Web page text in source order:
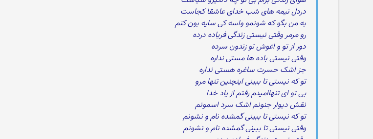
دردل نیمه های شب خدای عاشقا کجاست
به من بگو که شونمو واسه کی سایه بون کنم
رو مرمر وقتی نیستی زندگی فریاده درده
دور از تو و اغوش تو زندون سرده
وقتی نیستی باده ها مستی نداره
جز اشک حسرت ساغره هستی نداره
تو که نیستی تا ببینی اینچنین تنها مرو
بی تو ای تنهاامیدم رفتم از یاد خدا
نقش دیوار جنونم اشک سرد اسمونم
تو که نیستی تا ببینی گمشده نام و نشونم
وقتی نیستی تا ببینی گمشده نام و نشونم